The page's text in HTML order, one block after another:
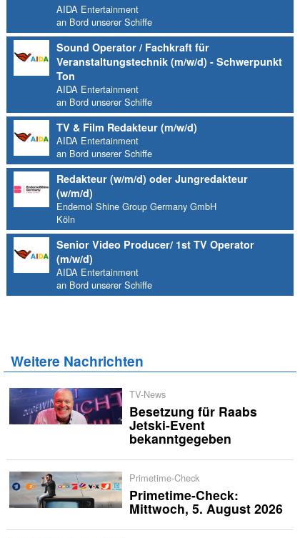
AIDA Entertainment
an Bord unserer Schiffe
Sound Operator / Fachkraft für
Veranstaltungstechnik (m/w/d) - Schwerpunkt
Ton
AIDA Entertainment
an Bord unserer Schiffe
TV & Film Redakteur (m/w/d)
AIDA Entertainment
an Bord unserer Schiffe
Redakteur (w/m/d) oder Jungredakteur
(w/m/d)
Endemol Shine Group Germany GmbH
Köln
Senior Video Producer/ 1st TV Operator
(m/w/d)
AIDA Entertainment
an Bord unserer Schiffe
Weitere Nachrichten
TV-News
Besetzung für Raabs
Jetski-Event
bekanntgegeben
Primetime-Check
Primetime-Check:
Mittwoch, 5. August 2026